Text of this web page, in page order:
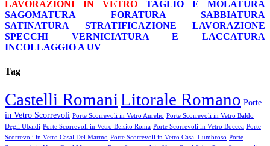
LAVORAZIONI IN VETRO
TAGLIO E MOLATURA
SAGOMATURA
FORATURA
SABBIATURA
SATINATURA
STRATIFICAZIONE
LAVORAZIONE
SPECCHI
VERNICIATURA E LACCATURA
INCOLLAGGIO A UV
Tag
Castelli RomaniLitorale Romano Porte
in Vetro Scorrevoli Porte Scorrevoli in Vetro Aurelio Porte Scorrevoli in Vetro Baldo
Degli Ubaldi Porte Scorrevoli in Vetro Belsito Roma Porte Scorrevoli in Vetro Boccea Porte
Scorrevoli in Vetro Casal Del Marmo Porte Scorrevoli in Vetro Casal Lumbroso Porte